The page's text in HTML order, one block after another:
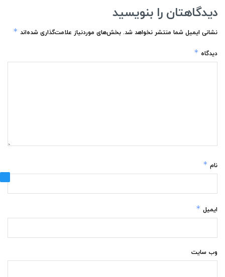
دیدگاهتان را بنویسید
نشانی ایمیل شما منتشر نخواهد شد. بخش‌های موردنیاز علامت‌گذاری شده‌اند *
دیدگاه *
نام *
ایمیل *
وب‌ سایت